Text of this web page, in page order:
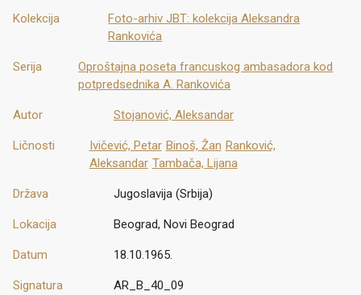
Kolekcija
Foto-arhiv JBT: kolekcija Aleksandra
Rankovića
Serija
Oproštajna poseta francuskog ambasadora kod
potpredsednika A. Rankovića
Autor Stojanović, Aleksandar
Ličnosti Ivičević, Petar Binoš, Žan Ranković,
Aleksandar Tambača, Lijana
Država Jugoslavija (Srbija)
Lokacija Beograd, Novi Beograd
Datum 18.10.1965.
Signatura AR_B_40_09